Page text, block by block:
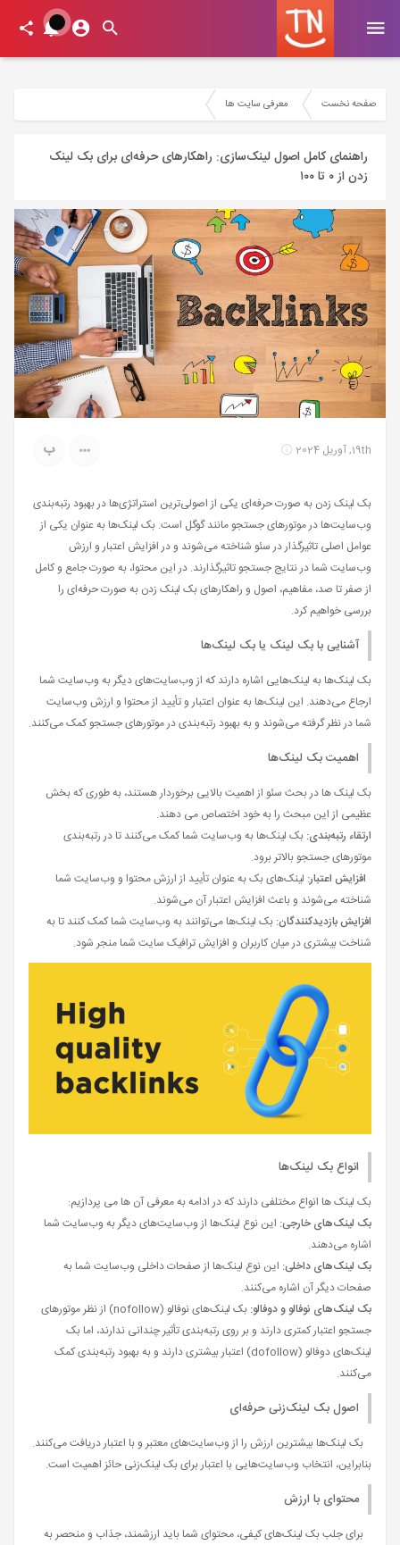
صفحه نخست معرفی سایت ها
راهنمای کامل اصول لینک‌سازی: راهکارهای حرفه‌ای برای بک‌ لینک
زدن از ۰ تا ۱۰۰
19th, آوریل 2024 ب
بک لینک زدن به صورت حرفه‌ای یکی از اصولی‌ترین استراتژی‌ها در بهبود رتبه‌بندی
وب‌سایت‌ها در موتورهای جستجو مانند گوگل است. بک لینک‌ها به عنوان یکی از
عوامل اصلی تاثیرگذار در سئو شناخته می‌شوند و در افزایش اعتبار و ارزش
وب‌سایت شما در نتایج جستجو تاثیرگذارند. در این محتوا، به صورت جامع و کامل
از صفر تا صد، مفاهیم، اصول و راهکارهای بک لینک زدن به صورت حرفه‌ای را
بررسی خواهیم کرد.
آشنایی با بک لینک یا بک لینک‌ها
بک لینک‌ها به لینک‌هایی اشاره دارند که از وب‌سایت‌های دیگر به وب‌سایت شما
ارجاع می‌دهند. این لینک‌ها به عنوان اعتبار و تأیید از محتوا و ارزش وب‌سایت
شما در نظر گرفته می‌شوند و به بهبود رتبه‌بندی در موتورهای جستجو کمک می‌کنند.
اهمیت بک لینک‌ها
بک لینک ها در بحث سئو از اهمیت بالایی برخوردار هستند، به طوری که بخش
عظیمی از این مبحث را به خود اختصاص می دهند.
ارتقاء رتبه‌بندی: بک لینک‌ها به وب‌سایت شما کمک می‌کنند تا در رتبه‌بندی
موتورهای جستجو بالاتر برود.
افزایش اعتبار: لینک‌های بک به عنوان تأیید از ارزش محتوا و وب‌سایت شما
شناخته می‌شوند و باعث افزایش اعتبار آن می‌شوند.
افزایش بازدیدکنندگان: بک لینک‌ها می‌توانند به وب‌سایت شما کمک کنند تا به
شناخت بیشتری در میان کاربران و افزایش ترافیک سایت شما منجر شود.
انواع بک لینک‌ها
بک لینک ها انواع مختلفی دارند که در ادامه به معرفی آن ها می پردازیم:
بک لینک‌های خارجی: این نوع لینک‌ها از وب‌سایت‌های دیگر به وب‌سایت شما
اشاره می‌دهند.
بک لینک‌های داخلی: این نوع لینک‌ها از صفحات داخلی وب‌سایت شما به
صفحات دیگر آن اشاره می‌کنند.
بک لینک‌های نوفالو و دوفالو:
بک لینک‌های نوفالو (nofollow) از نظر موتورهای
جستجو اعتبار کمتری دارند و بر روی رتبه‌بندی تأثیر چندانی ندارند، اما بک
لینک‌های دوفالو (dofollow) اعتبار بیشتری دارند و به بهبود رتبه‌بندی کمک
می‌کنند.
اصول بک لینک‌زنی حرفه‌ای
بک لینک‌ها بیشترین ارزش را از وب‌سایت‌های معتبر و با اعتبار دریافت می‌کنند.
بنابراین، انتخاب وب‌سایت‌هایی با اعتبار برای بک لینک‌زنی حائز اهمیت است.
محتوای با ارزش
برای جلب بک لینک‌های کیفی، محتوای شما باید ارزشمند، جذاب و منحصر به